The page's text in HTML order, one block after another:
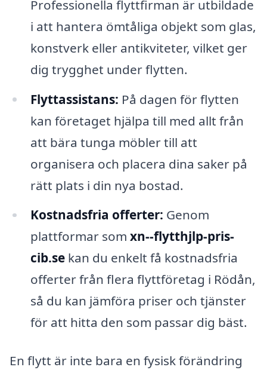
Professionella flyttfirman är utbildade
i att hantera ömtåliga objekt som glas,
konstverk eller antikviteter, vilket ger
dig trygghet under flytten.
Flyttassistans: På dagen för flytten
kan företaget hjälpa till med allt från
att bära tunga möbler till att
organisera och placera dina saker på
rätt plats i din nya bostad.
Kostnadsfria offerter: Genom
plattformar som xn--flytthjlp-pris-
cib.sekan du enkelt få kostnadsfria
offerter från flera flyttföretag i Rödån,
så du kan jämföra priser och tjänster
för att hitta den som passar dig bäst.
En flytt är inte bara en fysisk förändring